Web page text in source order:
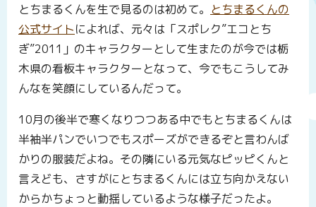
とちまるくんを生で見るのは初めて。 とちまるくんの
公式サイトによれば、元々は「スポレク”エコとち
ぎ”2011」のキャラクターとして生またのが今では栃
木県の看板キャラクターとなって、今でもこうしてみ
んなを笑顔にしているんだって。
10月の後半で寒くなりつつある中でもとちまるくんは
半袖半パンでいつでもスポーズができるぞと言わんば
かりの服装だよね。その隣にいる元気なピッピくんと
言えども、さすがにとちまるくんには立ち向かえない
からかちょっと動揺しているような様子だったよ。